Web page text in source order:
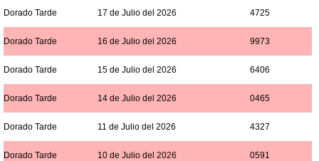
Dorado Tarde 17 de Julio del 2026 4725
Dorado Tarde 16 de Julio del 2026 9973
Dorado Tarde 15 de Julio del 2026 6406
Dorado Tarde 14 de Julio del 2026 0465
Dorado Tarde 11 de Julio del 2026 4327
Dorado Tarde 10 de Julio del 2026 0591